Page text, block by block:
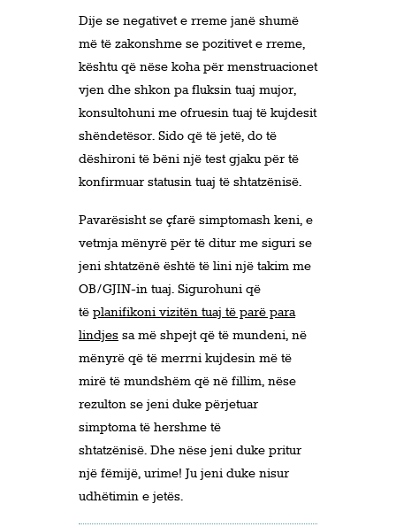
Dije se negativet e rreme janë shumë
më të zakonshme se pozitivet e rreme,
kështu që nëse koha për menstruacionet
vjen dhe shkon pa fluksin tuaj mujor,
konsultohuni me ofruesin tuaj të kujdesit
shëndetësor. Sido që të jetë, do të
dëshironi të bëni një test gjaku për të
konfirmuar statusin tuaj të shtatzënisë.
Pavarësisht se çfarë simptomash keni, e
vetmja mënyrë për të ditur me siguri se
jeni shtatzënë është të lini një takim me
OB/GJIN-in tuaj. Sigurohuni që
të planifikoni vizitën tuaj të parë para
lindjes sa më shpejt që të mundeni, në
mënyrë që të merrni kujdesin më të
mirë të mundshëm që në fillim, nëse
rezulton se jeni duke përjetuar
simptoma të hershme të
shtatzënisë. Dhe nëse jeni duke pritur
një fëmijë, urime! Ju jeni duke nisur
udhëtimin e jetës.